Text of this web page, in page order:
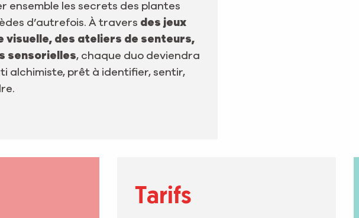
ensemble les secrets des plantes
d’autrefois. À travers des jeux
visuelle, des ateliers de senteurs,
sensorielles, chaque duo deviendra
alchimiste, prêt à identifier, sentir,
Tarifs